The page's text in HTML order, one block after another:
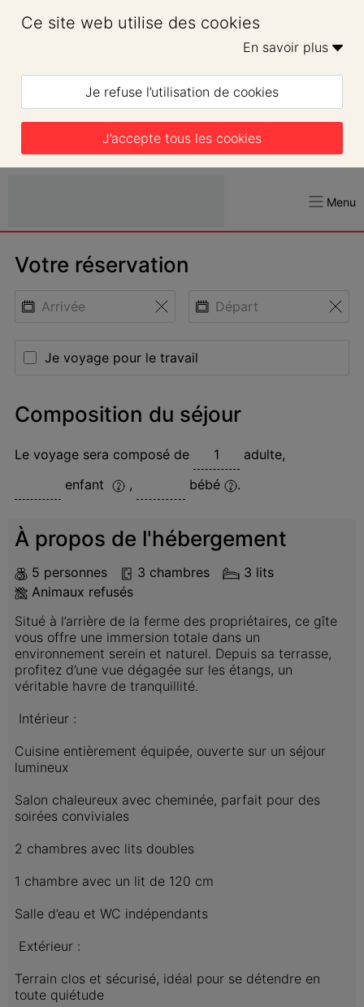
Ce site web utilise des cookies
En savoir plus
Je refuse l’utilisation de cookies
J’accepte tous les cookies
Menu
Votre réservation
Je voyage pour le travail
Composition du séjour
Le voyage sera composé de adulte,
enfant
, bébé .
À propos de l'hébergement
5 personnes 3 chambres
3 lits
Animaux refusés
Situé à l’arrière de la ferme des propriétaires, ce gîte
vous offre une immersion totale dans un
environnement serein et naturel. Depuis sa terrasse,
profitez d’une vue dégagée sur les étangs, un
véritable havre de tranquillité.
Cuisine entièrement équipée, ouverte sur un séjour
lumineux
Salon chaleureux avec cheminée, parfait pour des
soirées conviviales
2 chambres avec lits doubles
1 chambre avec un lit de 120 cm
Salle d’eau et WC indépendants
Terrain clos et sécurisé, idéal pour se détendre en
toute quiétude